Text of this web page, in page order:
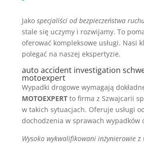
Jako specjaliści od bezpieczeństwa
stale się uczymy i rozwijamy. To
oferować kompleksowe usługi. Nasi
polegać na naszej ekspertyzie.
auto accident investigation
motoexpert
Wypadki drogowe wymagają
MOTOEXPERTto firma z Szwajcarii
w takich sytuacjach. Oferuje usługi
dochodzenia w sprawach wypadków
Wysoko wykwalifikowani inżynierowiez